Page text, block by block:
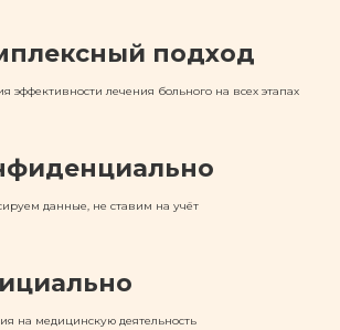
подход
эффективности лечения больного на всех этапах
данные, не ставим на учёт
на медицинскую деятельность